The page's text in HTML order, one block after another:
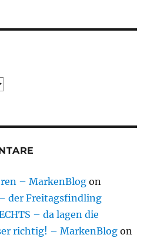
– MarkenBlog on
– der Freitagsfindling
– da lagen die
richtig! – MarkenBlog on